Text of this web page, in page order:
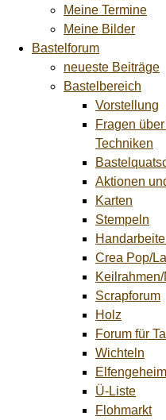
Meine Termine
Meine Bilder
Bastelforum
neueste Beiträge
Bastelbereich
Vorstellung
Fragen
Techniken
Aktionen
Karten
Stempeln
Crea Pop/
Scrapforum
Holz
Forum für
Wichteln
Ü-Liste
Flohmarkt